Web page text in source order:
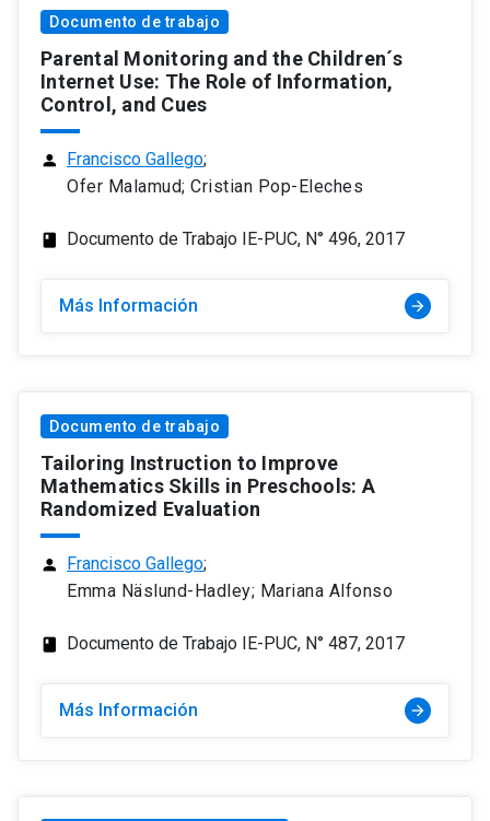
Documento de trabajo
Parental Monitoring and the Children´s
Internet Use: The Role of Information,
Control, and Cues
person Francisco Gallego;
Ofer Malamud; Cristian Pop-Eleches
class Documento de Trabajo IE-PUC, N° 496, 2017
Más Información arrow_forward
Documento de trabajo
Tailoring Instruction to Improve
Mathematics Skills in Preschools: A
Randomized Evaluation
person Francisco Gallego;
Emma Näslund-Hadley; Mariana Alfonso
class Documento de Trabajo IE-PUC, N° 487, 2017
Más Información arrow_forward